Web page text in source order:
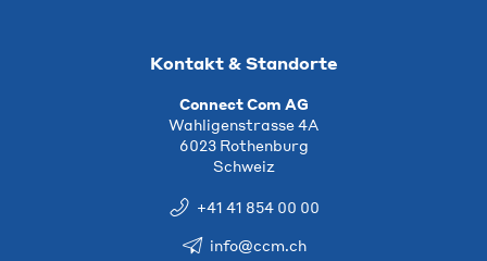
Kontakt & Standorte
Connect Com AG
Wahligenstrasse 4A
6023 Rothenburg
Schweiz
+41 41 854 00 00
info@ccm.ch